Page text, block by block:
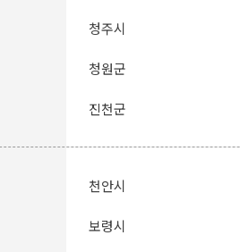
청주시
청원군
진천군
천안시
보령시